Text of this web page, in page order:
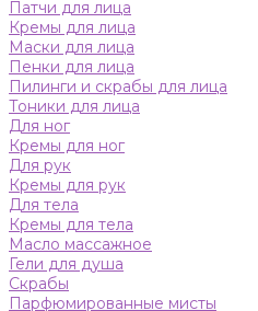
Патчи для лица
Кремы для лица
Маски для лица
Пенки для лица
Пилинги и скрабы для лица
Тоники для лица
Для ног
Кремы для ног
Для рук
Кремы для рук
Для тела
Кремы для тела
Масло массажное
Гели для душа
Скрабы
Парфюмированные мисты